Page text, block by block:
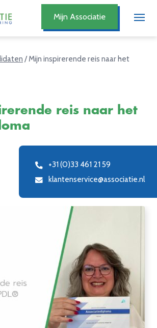
Mijn Associatie
/Mijn inspirerende reis naar het
reis naar het
+31 (0)33 461 21 59
klantenservice@associatie.nl